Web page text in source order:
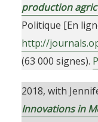
production
Politique [En
http://
(63 000 signes).
2018, with
Innovations in